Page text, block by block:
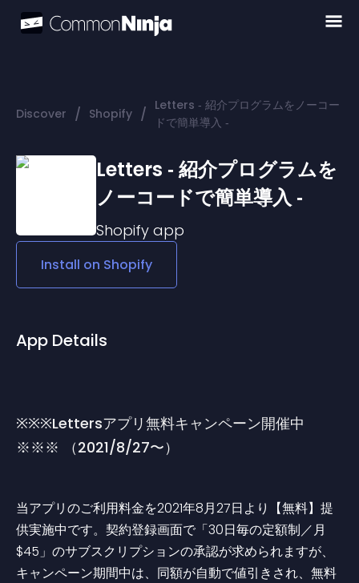
Discover / Shopify / Letters ‑ 紹介プログラムをノーコー
ドで簡単導入 ‑
Letters ‑ 紹介プログラムを
ノーコードで簡単導入 ‑
Shopify app
Install on Shopify
App Details
※※※Lettersアプリ無料キャンペーン開催中
※※※ （2021/8/27〜）
当アプリのご利用料金を2021年8月27日より【無料】提
供実施中です。契約登録画面で「30日毎の定額制／月
$45」のサブスクリプションの承認が求められますが、
キャンペーン期間中は、同額が自動で値引きされ、無料